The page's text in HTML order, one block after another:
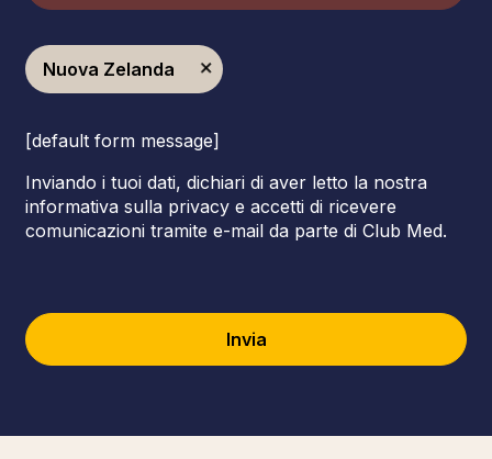
Nuova Zelanda
[default form message]
Inviando i tuoi dati, dichiari di aver letto la nostra
informativa sulla privacy e accetti di ricevere
comunicazioni tramite e-mail da parte di Club Med.
Invia